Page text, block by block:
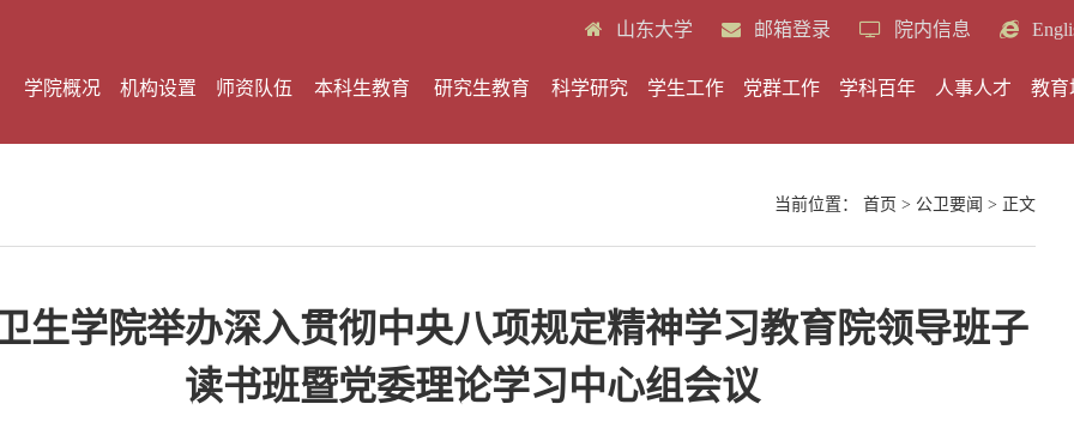
山东大学 邮箱登录 院内信息
学院概况 机构设置 师资队伍 本科生教育 研究生教育 科学研究 学生工作 党群工作 学科百年 人事人才 教育
当前位置： 首页 > 公卫要闻 > 正文
生学院举办深入贯彻中央八项规定精神学习教育院领导班子
读书班暨党委理论学习中心组会议